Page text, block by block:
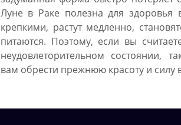
Луне в Раке полезна для здоровья
крепкими, растут медленно,
питаются. Поэтому, если вы
неудовлеторительном состоянии,
вам обрести прежнюю красоту и силу